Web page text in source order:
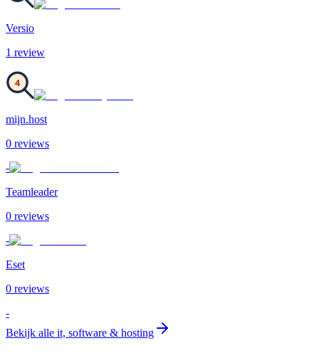
Versio
1 review
4
mijn.host
0 reviews
-
Teamleader
0 reviews
-
Eset
0 reviews
-
Bekijk alle it, software & hosting